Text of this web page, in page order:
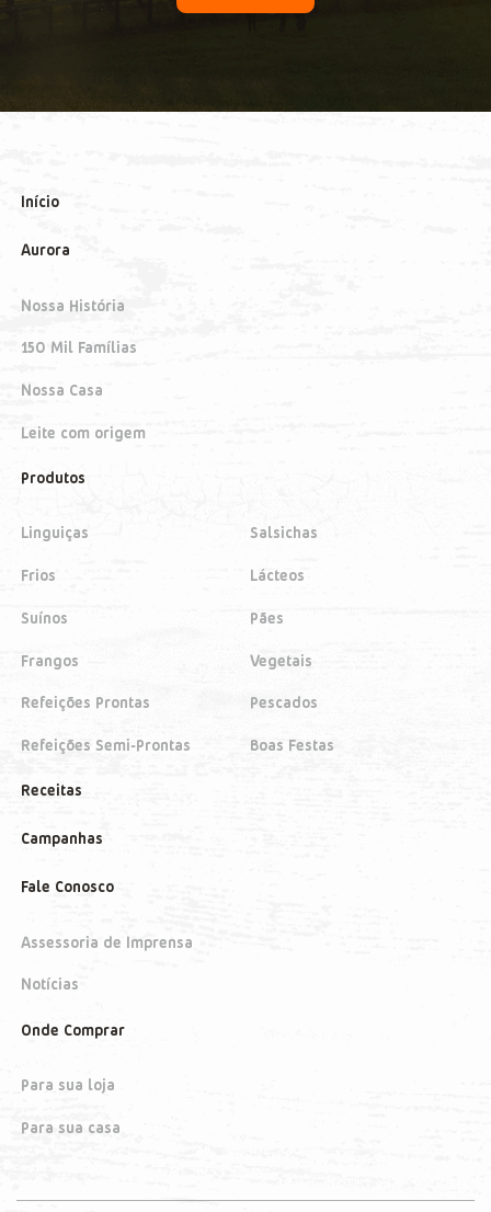
Início
Aurora
Nossa História
150 Mil Famílias
Nossa Casa
Leite com origem
Produtos
Linguiças
Frios
Suínos
Frangos
Refeições Prontas
Refeições Semi-Prontas
Salsichas
Lácteos
Pães
Vegetais
Pescados
Boas Festas
Receitas
Campanhas
Fale Conosco
Assessoria de Imprensa
Notícias
Onde Comprar
Para sua loja
Para sua casa